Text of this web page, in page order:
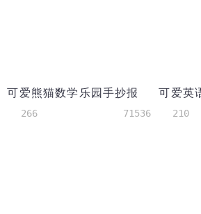
可爱熊猫数学乐园手抄报
266 71536 210